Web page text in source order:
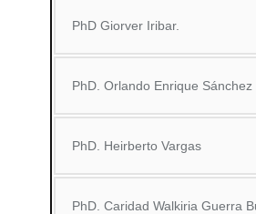
PhD Giorver Iribar.
PhD. Orlando Enrique Sánchez
PhD. Heirberto Vargas
PhD. Caridad Walkiria Guerra